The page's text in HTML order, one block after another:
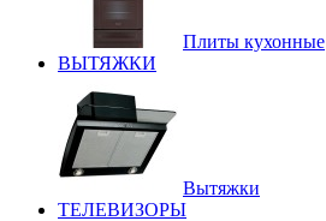
Плиты кухонные
ВЫТЯЖКИ
Вытяжки
ТЕЛЕВИЗОРЫ